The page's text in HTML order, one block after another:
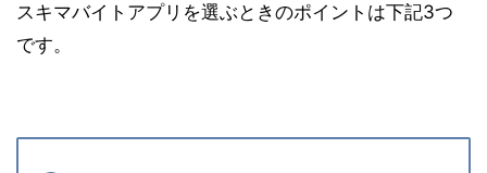
スキマバイトアプリを選ぶときのポイントは下記3つ
です。